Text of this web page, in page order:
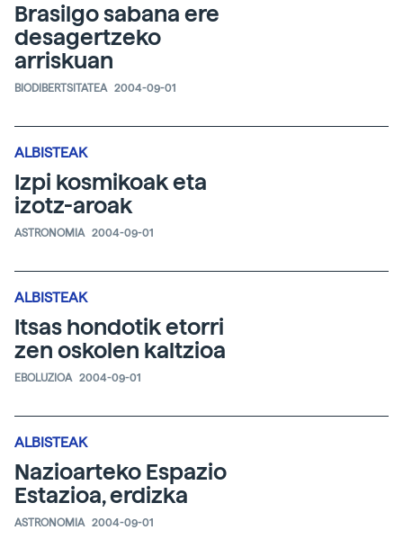
Brasilgo sabana ere
desagertzeko
arriskuan
BIODIBERTSITATEA 2004-09-01
ALBISTEAK
Izpi kosmikoak eta
izotz-aroak
ASTRONOMIA 2004-09-01
ALBISTEAK
Itsas hondotik etorri
zen oskolen kaltzioa
EBOLUZIOA 2004-09-01
ALBISTEAK
Nazioarteko Espazio
Estazioa, erdizka
ASTRONOMIA 2004-09-01